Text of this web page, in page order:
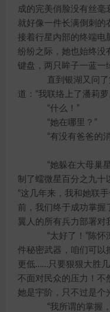
成的完美俏脸没有丝毫
就好像一件长满倒刺的
接着行星内部的终端电
纷纷之际，她也始终没
键盘，两只眸子一蓝一
直到银湖又问了
道：“我联络上了潘莉萝
“什么！”
“她在哪里？”
“有没有爸爸的消
“她躲在大母巢星
制了蠕微星百分之九十
“这几年来，我和她联
前，我们终于成功掌
翼人的所有兵力部署对
“太好了！”陈怀
件秘密武器，咱们可以
更低……只要狠狠大胜
不面对民众的压力！不
她是宇阶，只不过是个
“我所谓的掌握，